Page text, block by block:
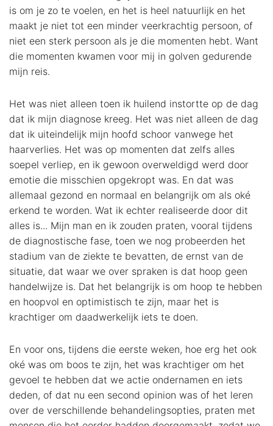
is om je zo te voelen, en het is heel natuurlijk en het
maakt je niet tot een minder veerkrachtig persoon, of
niet een sterk persoon als je die momenten hebt. Want
die momenten kwamen voor mij in golven gedurende
mijn reis.
Het was niet alleen toen ik huilend instortte op de dag
dat ik mijn diagnose kreeg. Het was niet alleen de dag
dat ik uiteindelijk mijn hoofd schoor vanwege het
haarverlies. Het was op momenten dat zelfs alles
soepel verliep, en ik gewoon overweldigd werd door
emotie die misschien opgekropt was. En dat was
allemaal gezond en normaal en belangrijk om als oké
erkend te worden. Wat ik echter realiseerde door dit
alles is... Mijn man en ik zouden praten, vooral tijdens
de diagnostische fase, toen we nog probeerden het
stadium van de ziekte te bevatten, de ernst van de
situatie, dat waar we over spraken is dat hoop geen
handelwijze is. Dat het belangrijk is om hoop te hebben
en hoopvol en optimistisch te zijn, maar het is
krachtiger om daadwerkelijk iets te doen.
En voor ons, tijdens die eerste weken, hoe erg het ook
oké was om boos te zijn, het was krachtiger om het
gevoel te hebben dat we actie ondernamen en iets
deden, of dat nu een second opinion was of het leren
over de verschillende behandelingsopties, praten met